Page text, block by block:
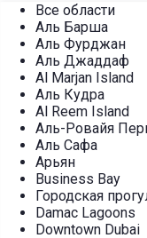
Все области
Аль Барша
Аль Фурджан
Аль Джаддаф
Al Marjan Island
Аль Кудра
Al Reem Island
Аль-Ровайя
Аль Сафа
Арьян
Business Bay
Городская
Damac Lagoons
Downtown Dubai